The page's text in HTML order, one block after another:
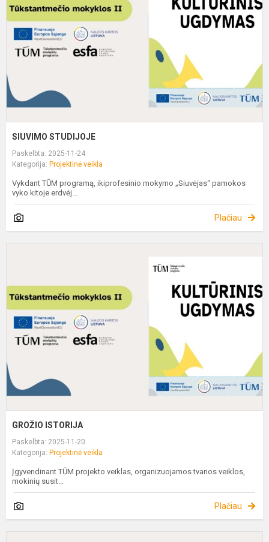
SIUVIMO STUDIJOJE
Paskelbta: 2025-11-24
Kategorija: Projektinė veikla
Vykdant TŪM programą, ikiprofesinio mokymo „Siuvėjas“ pamokos
vyko kitoje erdvėj...
Plačiau
GROŽIO ISTORIJA
Paskelbta: 2025-11-20
Kategorija: Projektinė veikla
Įgyvendinant TŪM projekto veiklas, organizuojamos tvarios veiklos,
mokinių susit...
Plačiau